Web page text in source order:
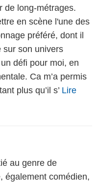
de long-métrages.
en scène l'une des
préféré, dont il
sur son univers
défi pour moi, en
Ca m’a permis
plus qu’il s’ Lire
au genre de
également comédien,